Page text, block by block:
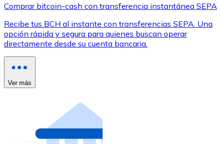
Comprar bitcoin-cash con transferencia instantánea SEPA
Recibe tus BCH al instante con transferencias SEPA. Una
opción rápida y segura para quienes buscan operar
directamente desde su cuenta bancaria.
Ver más